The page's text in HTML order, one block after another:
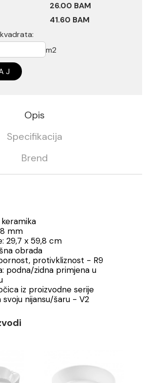
26.00 BAM
41.60 BAM
m2
Opis
Specifikacija
Brend
mm
29,7 x 59,8 cm
obrada
protivkliznost - R9
podna/zidna primjena u
iz proizvodne serije
svoju nijansu/šaru - V2